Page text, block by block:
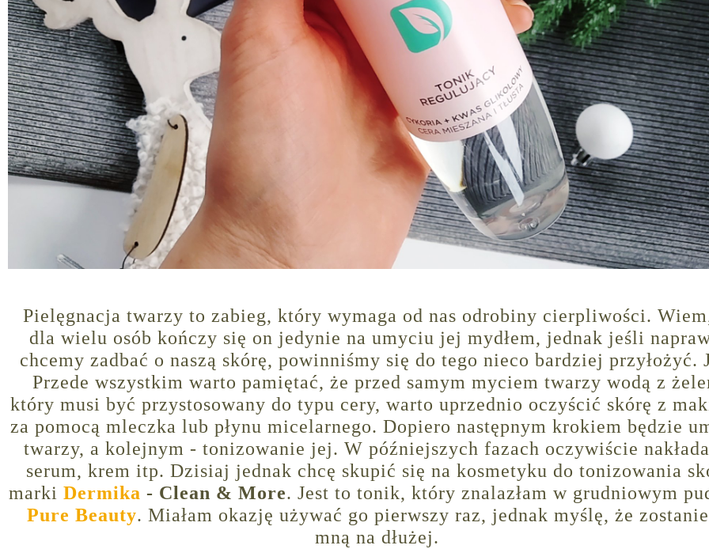
Pielęgnacja twarzy to zabieg, który wymaga od nas odrobiny cierpliwości.
dla wielu osób kończy się on jedynie na umyciu jej mydłem, jednak jeśli
chcemy zadbać o naszą skórę, powinniśmy się do tego nieco bardziej przyłożyć.
Przede wszystkim warto pamiętać, że przed samym myciem twarzy wodą z
który musi być przystosowany do typu cery, warto uprzednio oczyścić skórę z
za pomocą mleczka lub płynu micelarnego. Dopiero następnym krokiem będzie
twarzy, a kolejnym - tonizowanie jej. W późniejszych fazach oczywiście
serum, krem itp. Dzisiaj jednak chcę skupić się na kosmetyku do tonizowania
markiDermika - Clean & More. Jest to tonik, który znalazłam w grudniowym
Pure Beauty. Miałam okazję używać go pierwszy raz, jednak myślę, że
mną na dłużej.